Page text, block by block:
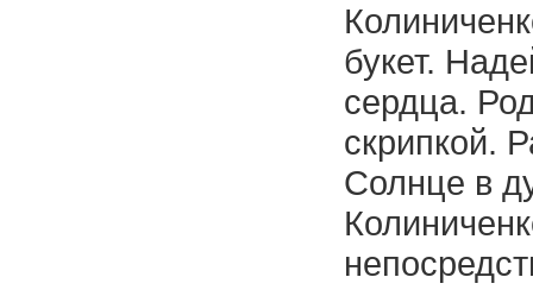
букет.
сердца.
скрипкой.
Солнце в